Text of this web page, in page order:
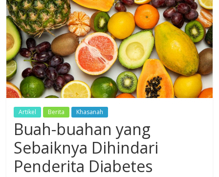
Dzikir,
Fikir,
Ikhtiar
Artikel Berita Khasanah
Buah-buahan yang
Sebaiknya Dihindari
Penderita Diabetes